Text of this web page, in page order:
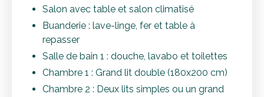
Salon avec table et salon climatisé
Buanderie : lave-linge, fer et table à
repasser
Salle de bain 1 : douche, lavabo et toilettes
Chambre 1 : Grand lit double (180x200 cm)
Chambre 2 : Deux lits simples ou un grand